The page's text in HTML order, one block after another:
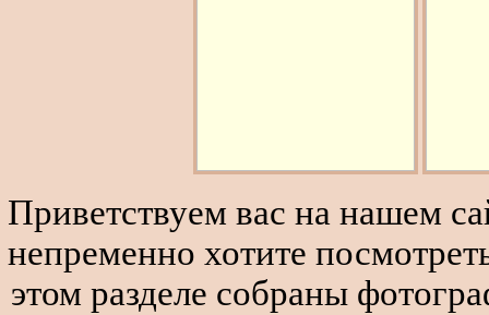
Приветствуем вас на нашем
непременно хотите
этом разделе собраны